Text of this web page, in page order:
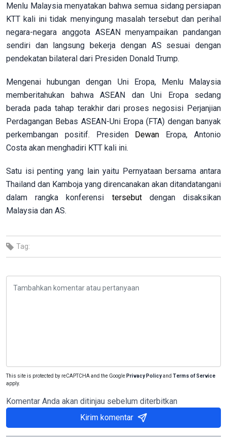
Menlu Malaysia menyatakan bahwa semua sidang persiapan
KTT kali ini tidak menyingung masalah tersebut dan perihal
negara-negara anggota ASEAN menyampaikan pandangan
sendiri dan langsung bekerja dengan AS sesuai dengan
pendekatan bilateral dari Presiden Donald Trump.
Mengenai hubungan dengan Uni Eropa, Menlu Malaysia
memberitahukan bahwa ASEAN dan Uni Eropa sedang
berada pada tahap terakhir dari proses negosisi Perjanjian
Perdagangan Bebas ASEAN-Uni Eropa (FTA) dengan banyak
perkembangan positif. Presiden Dewan Eropa, Antonio
Costa akan menghadiri KTT kali ini.
Satu isi penting yang lain yaitu Pernyataan bersama antara
Thailand dan Kamboja yang direncanakan akan ditandatangani
dalam rangka konferensi tersebutdengan disaksikan
Malaysia dan AS.
Tag:
This site is protected by reCAPTCHA and the Google Privacy Policyand Terms of Service
apply.
Komentar Anda akan ditinjau sebelum diterbitkan
Kirim komentar